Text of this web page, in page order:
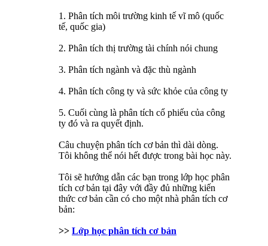
1. Phân tích môi trường kinh tế vĩ mô (quốc
tế, quốc gia)
2. Phân tích thị trường tài chính nói chung
3. Phân tích ngành và đặc thù ngành
4. Phân tích công ty và sức khỏe của công ty
5. Cuối cùng là phân tích cổ phiếu của công
ty đó và ra quyết định.
Câu chuyện phân tích cơ bản thì dài dòng.
Tôi không thể nói hết được trong bài học này.
Tôi sẽ hướng dẫn các bạn trong lớp học phân
tích cơ bản tại đây với đầy đủ những kiến
thức cơ bản cần có cho một nhà phân tích cơ
bản:
>> Lớp học phân tích cơ bản